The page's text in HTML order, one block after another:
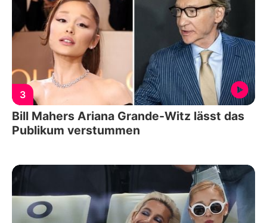
3
Bill Mahers Ariana Grande-Witz lässt das
Publikum verstummen